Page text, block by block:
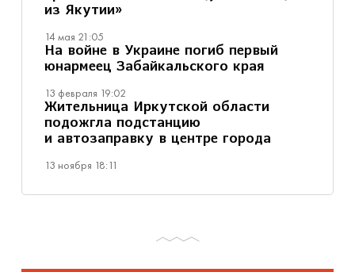
из Якутии»
14 мая 21:05
На войне в Украине погиб первый
юнармеец Забайкальского края
13 февраля 19:02
Жительница Иркутской области
подожгла подстанцию
и автозаправку в центре города
13 ноября 18:11